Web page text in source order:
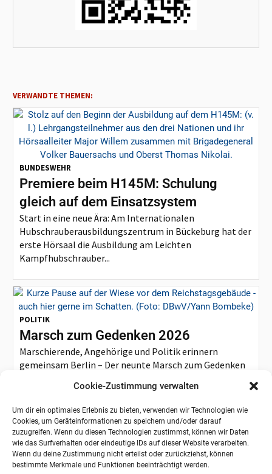
Cookie-Zustimmung verwalten
Um dir ein optimales Erlebnis zu bieten, verwenden wir Technologien wie
Cookies, um Geräteinformationen zu speichern und/oder darauf
zuzugreifen. Wenn du diesen Technologien zustimmst, können wir Daten
wie das Surfverhalten oder eindeutige IDs auf dieser Website verarbeiten.
Wenn du deine Zustimmung nicht erteilst oder zurückziehst, können
bestimmte Merkmale und Funktionen beeinträchtigt werden.
VERWANDTE THEMEN:
BUNDESWEHR
Premiere beim H145M: Schulung
gleich auf dem Einsatzsystem
Start in eine neue Ära: Am Internationalen
Hubschrauberausbildungszentrum in Bückeburg hat der
erste Hörsaal die Ausbildung am Leichten
Kampfhubschrauber...
POLITIK
Marsch zum Gedenken 2026
Marschierende, Angehörige und Politik erinnern
gemeinsam Berlin – Der neunte Marsch zum Gedenken